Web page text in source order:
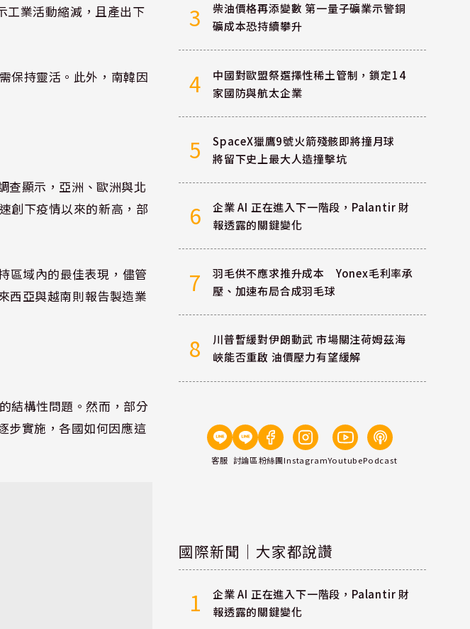
工業活動縮減，且產出下
保持靈活。此外，南韓因
查顯示，亞洲、歐洲與北
創下疫情以來的新高，部
區域內的最佳表現，儘管
西亞與越南則報告製造業
結構性問題。然而，部分
步實施，各國如何因應這
3
柴油價格再添變數 第一量子礦業示警銅
礦成本恐持續攀升
4
中國對歐盟祭選擇性稀土管制，鎖定14
家國防與航太企業
5
SpaceX獵鷹9號火箭殘骸即將撞月球
將留下史上最大人造撞擊坑
6
企業 AI 正在進入下一階段，Palantir 財
報透露的關鍵變化
7
羽毛供不應求推升成本 Yonex毛利率承
壓、加速布局合成羽毛球
8
川普暫緩對伊朗動武 市場關注荷姆茲海
峽能否重啟 油價壓力有望緩解
客服 討論區粉絲團InstagramYoutubePodcast
國際新聞｜大家都說讚
1
企業 AI 正在進入下一階段，Palantir 財
報透露的關鍵變化